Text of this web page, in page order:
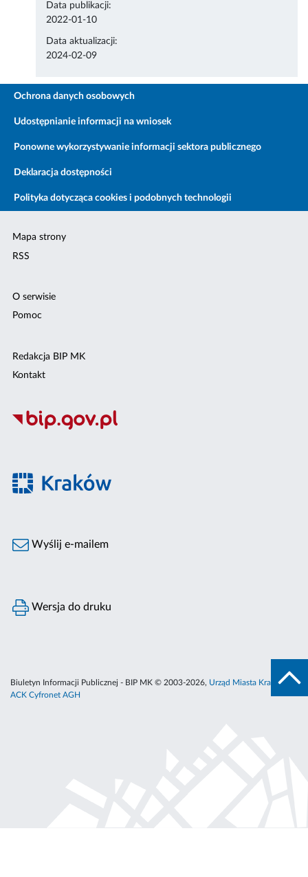
Data publikacji:
2022-01-10
Data aktualizacji:
2024-02-09
Ochrona danych osobowych
Udostępnianie informacji na wniosek
Ponowne wykorzystywanie informacji sektora publicznego
Deklaracja dostępności
Polityka dotycząca cookies i podobnych technologii
Mapa strony
RSS
O serwisie
Pomoc
Redakcja BIP MK
Kontakt
Wyślij e-mailem
Wersja do druku
Biuletyn Informacji Publicznej - BIP MK © 2003-2026, Urząd Miasta Krakowa
ACK Cyfronet AGH